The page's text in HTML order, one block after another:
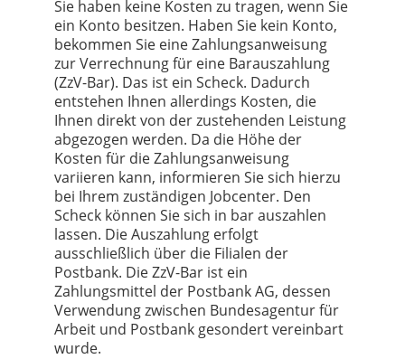
Sie haben keine Kosten zu tragen, wenn Sie
ein Konto besitzen. Haben Sie kein Konto,
bekommen Sie eine Zahlungsanweisung
zur Verrechnung für eine Barauszahlung
(ZzV-Bar). Das ist ein Scheck. Dadurch
entstehen Ihnen allerdings Kosten, die
Ihnen direkt von der zustehenden Leistung
abgezogen werden. Da die Höhe der
Kosten für die Zahlungsanweisung
variieren kann, informieren Sie sich hierzu
bei Ihrem zuständigen Jobcenter. Den
Scheck können Sie sich in bar auszahlen
lassen. Die Auszahlung erfolgt
ausschließlich über die Filialen der
Postbank. Die ZzV-Bar ist ein
Zahlungsmittel der Postbank AG, dessen
Verwendung zwischen Bundesagentur für
Arbeit und Postbank gesondert vereinbart
wurde.